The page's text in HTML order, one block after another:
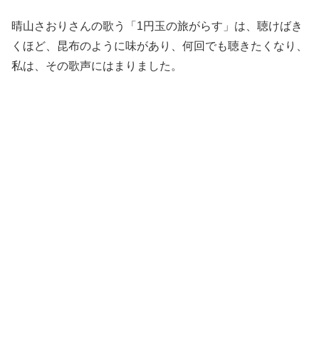
晴山さおりさんの歌う「1円玉の旅がらす」は、聴けばき
くほど、昆布のように味があり、何回でも聴きたくなり、
私は、その歌声にはまりました。